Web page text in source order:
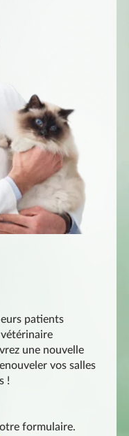
patients
une nouvelle
vos salles
!
formulaire.